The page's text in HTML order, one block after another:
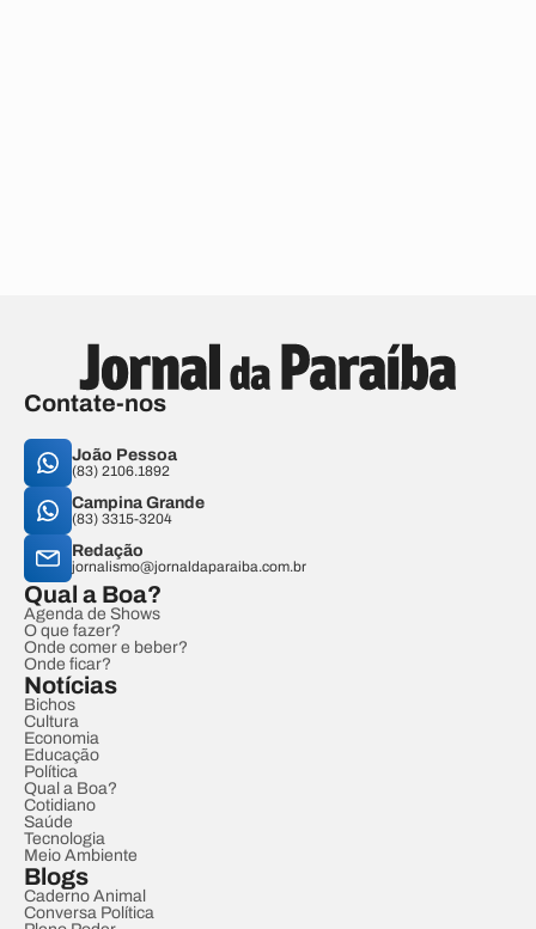
Contate-nos
João Pessoa
(83) 2106.1892
Campina Grande
(83) 3315-3204
Redação
jornalismo@jornaldaparaiba.com.br
Qual a Boa?
Agenda de Shows
O que fazer?
Onde comer e beber?
Onde ficar?
Notícias
Bichos
Cultura
Economia
Educação
Política
Qual a Boa?
Cotidiano
Saúde
Tecnologia
Meio Ambiente
Blogs
Caderno Animal
Conversa Política